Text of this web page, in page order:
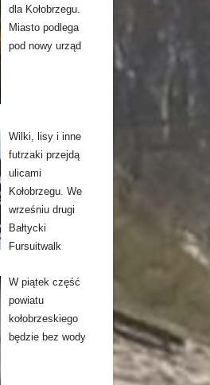
dla Kołobrzegu.
Miasto podlega
pod nowy urząd
Wilki, lisy i inne
futrzaki przejdą
ulicami
Kołobrzegu. We
wrześniu drugi
Bałtycki
Fursuitwalk
W piątek część
powiatu
kołobrzeskiego
będzie bez wody